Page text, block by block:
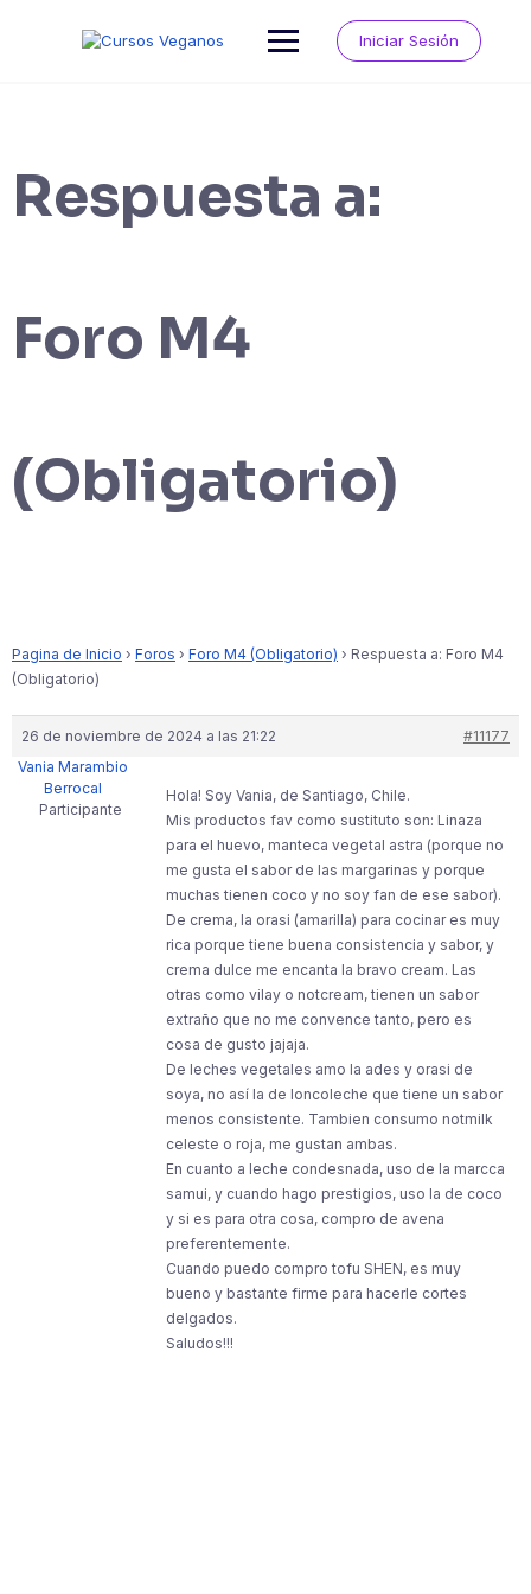
Iniciar Sesión
Respuesta a:
Foro M4
(Obligatorio)
Pagina de Inicio › Foros › Foro M4 (Obligatorio) › Respuesta a: Foro M4
(Obligatorio)
26 de noviembre de 2024 a las 21:22
#11177
Vania Marambio
Berrocal
Participante
Hola! Soy Vania, de Santiago, Chile.
Mis productos fav como sustituto son: Linaza
para el huevo, manteca vegetal astra (porque no
me gusta el sabor de las margarinas y porque
muchas tienen coco y no soy fan de ese sabor).
De crema, la orasi (amarilla) para cocinar es muy
rica porque tiene buena consistencia y sabor, y
crema dulce me encanta la bravo cream. Las
otras como vilay o notcream, tienen un sabor
extraño que no me convence tanto, pero es
cosa de gusto jajaja.
De leches vegetales amo la ades y orasi de
soya, no así la de loncoleche que tiene un sabor
menos consistente. Tambien consumo notmilk
celeste o roja, me gustan ambas.
En cuanto a leche condesnada, uso de la marcca
samui, y cuando hago prestigios, uso la de coco
y si es para otra cosa, compro de avena
preferentemente.
Cuando puedo compro tofu SHEN, es muy
bueno y bastante firme para hacerle cortes
delgados.
Saludos!!!